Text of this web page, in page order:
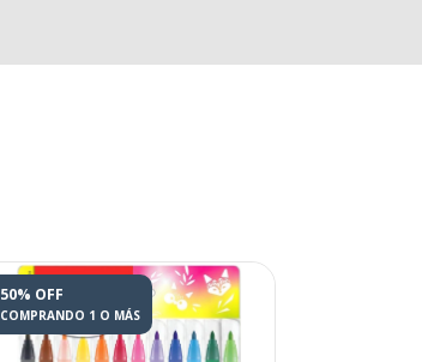
50% OFF
COMPRANDO 1 O MÁS